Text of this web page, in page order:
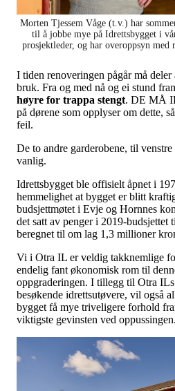
Morten Tjessem Våge (t.v.) har
til å jobbe mye på Idrettsbygget i
prosjektleder, og har overoppsyn
I tiden renoveringen pågår må
bruk. Fra og med nå og ei stund
høyre for trappa stengt. DE MÅ
på dørene som opplyser om dette,
feil.
De to andre garderobene, til
vanlig.
Idrettsbygget ble offisielt åpnet i
hemmelighet at bygget er blitt
budsjettmøtet i Evje og Hornnes
det satt av penger i 2019-
beregnet til om lag 1,3 millioner
Vi i Otra IL er veldig takknemlige
endelig fant økonomisk rom til
oppgraderingen. I tillegg til Otra
besøkende idrettsutøvere, vil også
bygget få mye triveligere forhold
viktigste gevinsten ved oppussingen.